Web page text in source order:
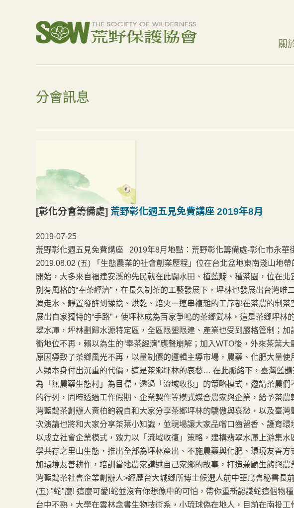
關
分會訊息
[彰化分會籌備處] 荒野彰化週五見免費講座 2019年8月
2019-07-25
荒野彰化週五見免費講座 2019年8月地點：荒野彰化籌備處-彰化市永華
2019.08.02 (五) 「生態農業的社會創業歷程」位在台北盆地東南淺山地
開始，大多來自福建安溪的先民就在此闢水田、植藍靛、種茶園，位在
別有風格的“奉茶經濟”，在長久制茶的工藝發展下，坪林也發展出台灣唯
凋走水、靜置發酵到揉捻、烘乾、焙火一連串複雜的工序都在茶農的制
展出自家獨特的“手路”，使坪林成為百家爭鳴的茶鄉武林，這是茶鄉坪林
翠水庫，坪林劃歸水源特定區，全區限墾限建、產業也受到嚴格管制；
衝地位不再，賴以為生的“奉茶經濟”應聲崩解；加入WTO後，外來茶葉
原因導致了茶鄉風光不再，以量制價的邏輯主導市場，農藥、化肥大量
人類本身付出沉重的代價，這是茶鄉坪林的哀愁… 在此脈絡下，臺灣藍
為「無農藥生態村」為目標，透過「流域收復」的策略模式，邀請茶農
的行列，同時透過工作假期、企業契作等模式媒合農家與企業，給予茶
灣藍鵲茶創辦人黃柏鈞親自和大家分享茶鄉坪林的驕傲與哀愁，以及臺
次演講也將和大家分享茶葉小知識，並現場讓大家品嚐口齒留香、護育環
以成立社會企業模式，致力以「流域收復」策略，建構翡翠水庫上游集
學共存之里山生態，推出全部為坪林產出、不施農藥與化肥、環境友善
加環境友善耕作，培訓當地農家講述自己家鄉的故事，打造兼顧生態與
灣藍鵲茶社會企業創辦人>經歷台大城鄉所博士候選人前中華鳥會秘書長
(五) "蛇"麼! 這麼可愛!蛇並沒有你想像中的可怕，帶你重新認識蛇這個物
台中不熟，大學在雲林念書生物技術系，小琉球偽在地人，目前在南投